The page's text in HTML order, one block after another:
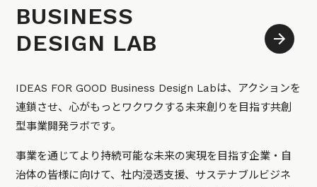
BUSINESS
DESIGN LAB
IDEAS FOR GOOD Business Design Labは、アクションを
連鎖させ、心がもっとワクワクする未来創りを目指す共創
型事業開発ラボです。
事業を通じてより持続可能な未来の実現を目指す企業・自
治体の皆様に向けて、社内浸透支援、サステナブルビジネ